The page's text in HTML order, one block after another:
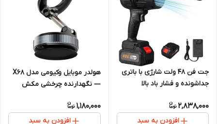
جت فن ۴۸ ولت شارژی با باتری
جداشونده و فشار باد بالا
2,838,000
افزودن به سبد
هولدر موبایل وکیومی مدل X68
— نگهدارنده چرخشی مکش
1,180,000
افزودن به سبد